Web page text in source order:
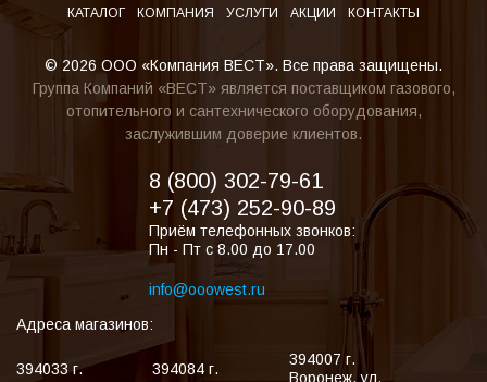
КАТАЛОГ КОМПАНИЯ УСЛУГИ АКЦИИ КОНТАКТЫ
© 2026 ООО «Компания ВЕСТ». Все права защищены.
Группа Компаний «ВЕСТ» является поставщиком газового,
отопительного и сантехнического оборудования,
заслужившим доверие клиентов.
8 (800) 302-79-61
+7 (473) 252-90-89
Приём телефонных звонков:
Пн - Пт с 8.00 до 17.00
info@ooowest.ru
Адреса магазинов:
394033 г.
394084 г.
394007 г.
Воронеж,ул.